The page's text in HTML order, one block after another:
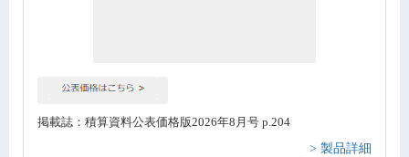
掲載誌：積算資料公表価格版2026年8月号 p.204
> 製品詳細